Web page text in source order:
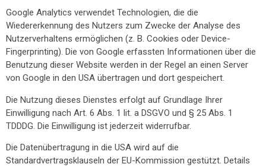
Google Analytics verwendet Technologien, die die
Wiedererkennung des Nutzers zum Zwecke der Analyse des
Nutzerverhaltens ermöglichen (z. B. Cookies oder Device-
Fingerprinting). Die von Google erfassten Informationen über die
Benutzung dieser Website werden in der Regel an einen Server
von Google in den USA übertragen und dort gespeichert.
Die Nutzung dieses Dienstes erfolgt auf Grundlage Ihrer
Einwilligung nach Art. 6 Abs. 1 lit. a DSGVO und § 25 Abs. 1
TDDDG. Die Einwilligung ist jederzeit widerrufbar.
Die Datenübertragung in die USA wird auf die
Standardvertragsklauseln der EU-Kommission gestützt. Details